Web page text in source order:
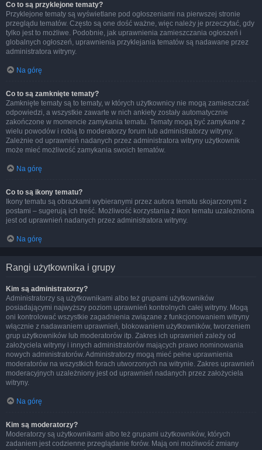
Co to są przyklejone tematy?
Przyklejone tematy są wyświetlane pod ogłoszeniami na pierwszej stronie
przeglądu tematów. Często są one dość ważne, więc należy je przeczytać, gdy
tylko jest to możliwe. Podobnie, jak uprawnienia zamieszczania ogłoszeń i
globalnych ogłoszeń, uprawnienia przyklejania tematów są nadawane przez
administratora witryny.
Na górę
Co to są zamknięte tematy?
Zamknięte tematy są to tematy, w których użytkownicy nie mogą zamieszczać
odpowiedzi, a wszystkie zawarte w nich ankiety zostały automatycznie
zakończone w momencie zamykania tematu. Tematy mogą być zamykane z
wielu powodów i robią to moderatorzy forum lub administratorzy witryny.
Zależnie od uprawnień nadanych przez administratora witryny użytkownik
może mieć możliwość zamykania swoich tematów.
Na górę
Co to są ikony tematu?
Ikony tematu są obrazkami wybieranymi przez autora tematu skojarzonymi z
postami – sugerują ich treść. Możliwość korzystania z ikon tematu uzależniona
jest od uprawnień nadanych przez administratora witryny.
Na górę
Rangi użytkownika i grupy
Kim są administratorzy?
Administratorzy są użytkownikami albo też grupami użytkowników
posiadającymi najwyższy poziom uprawnień kontrolnych całej witryny. Mogą
oni kontrolować wszystkie zagadnienia związane z funkcjonowaniem witryny
włącznie z nadawaniem uprawnień, blokowaniem użytkowników, tworzeniem
grup użytkowników lub moderatorów itp. Zakres ich uprawnień zależy od
założyciela witryny i innych administratorów mających prawo nominowania
nowych administratorów. Administratorzy mogą mieć pełne uprawnienia
moderatorów na wszystkich forach utworzonych na witrynie. Zakres uprawnień
moderacyjnych uzależniony jest od uprawnień nadanych przez założyciela
witryny.
Na górę
Kim są moderatorzy?
Moderatorzy są użytkownikami albo też grupami użytkowników, których
zadaniem jest codzienne przeglądanie forów. Mają oni możliwość zmiany